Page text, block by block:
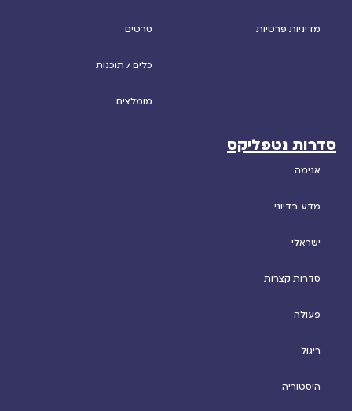
מדיניות פרטיות סרטים
כלים / תוכנות
מומלצים
סדרות נטפליקס
אנימה
מדע בדיוני
ישראלי
סדרות קצרות
פעולה
ריגול
היסטוריה